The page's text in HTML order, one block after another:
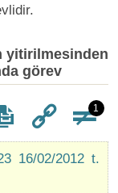
yitirilmesinden
görev
1
16/02/2012 t.